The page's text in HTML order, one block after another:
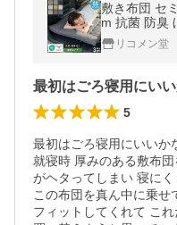
敷き布団 セ
m 抗菌 防臭
敷き ふとん
ス上 ベッド
リコメン堂
5
最初はごろ寝用にいいか
就寝時 厚みのある敷布
がヘタってしまい 寝に
この布団を真ん中に乗せ
フィットしてくれて これ